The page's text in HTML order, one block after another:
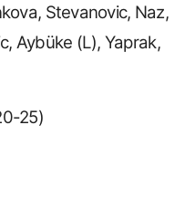
Stevanovic, Naz,
Aybüke (L), Yaprak,
25)